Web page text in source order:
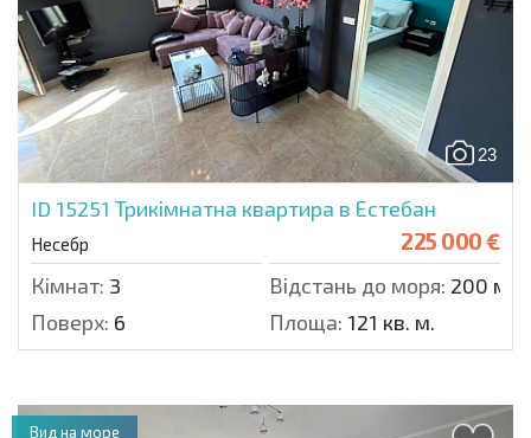
23
ID 15251 Трикімнатна квартира в Естебан
Несебр 225 000 €
Кімнат: 3 Відстань до моря: 200 м.
Поверх: 6 Площа: 121 кв. м.
Вид на море